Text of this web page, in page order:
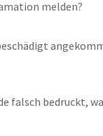
melden?
falsch bedruckt,